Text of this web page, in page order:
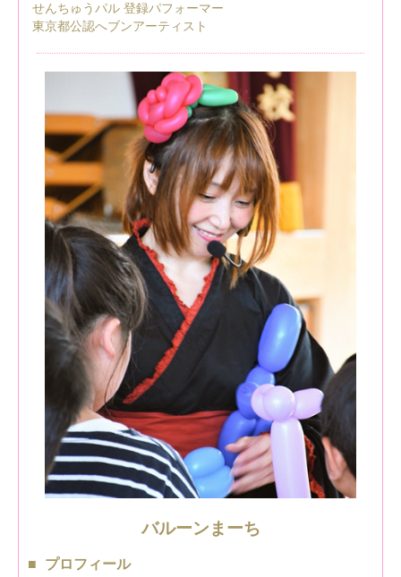
せんちゅうパル 登録パフォーマー
東京都公認へブンアーティスト
バルーンまーち
プロフィール